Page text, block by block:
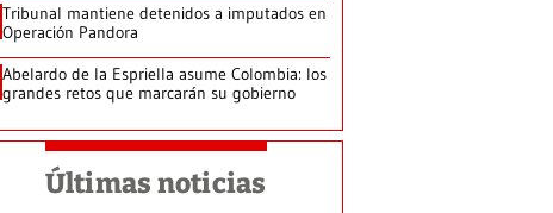
Tribunal mantiene detenidos a imputados en
Operación Pandora
Abelardo de la Espriella asume Colombia: los
grandes retos que marcarán su gobierno
Últimas noticias